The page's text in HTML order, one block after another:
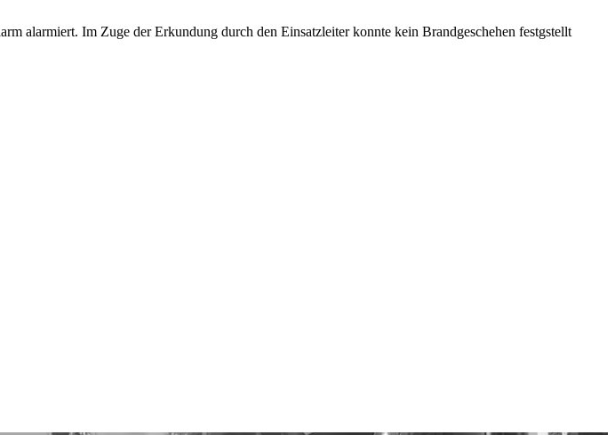
alarmiert. Im Zuge der Erkundung durch den Einsatzleiter konnte kein Brandgeschehen festgstellt